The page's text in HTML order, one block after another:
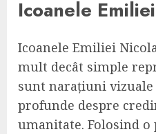
Icoanele
Icoanele Emiliei
mult decât simple
sunt narațiuni vizuale
profunde despre
umanitate. Folosind o